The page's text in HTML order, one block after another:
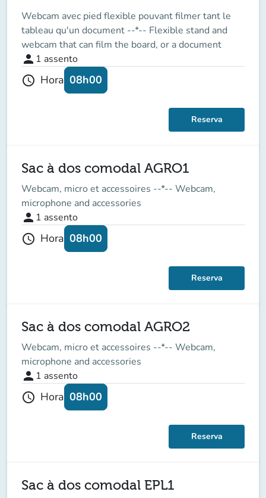
Webcam avec pied flexible pouvant filmer tant le
tableau qu'un document --*-- Flexible stand and
webcam that can film the board, or a document
person 1 assento
schedule Hora 08h00
Reserva
Sac à dos comodal AGRO1
Webcam, micro et accessoires --*-- Webcam,
microphone and accessories
person 1 assento
schedule Hora 08h00
Reserva
Sac à dos comodal AGRO2
Webcam, micro et accessoires --*-- Webcam,
microphone and accessories
person 1 assento
schedule Hora 08h00
Reserva
Sac à dos comodal EPL1